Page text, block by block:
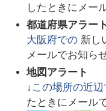
したときにメー
都道府県アラート
大阪府での 新し
メールでお知ら
地図アラート
↓この場所の近
たときにメール